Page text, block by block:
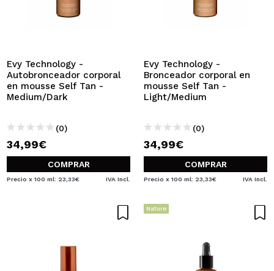
Evy Technology -
Autobronceador corporal
en mousse Self Tan -
Medium/Dark
(0)
34,99€
COMPRAR
Precio x 100 ml: 23,33€ IVA Incl.
Evy Technology -
Bronceador corporal en
mousse Self Tan -
Light/Medium
(0)
34,99€
COMPRAR
Precio x 100 ml: 23,33€ IVA Incl.
Nature